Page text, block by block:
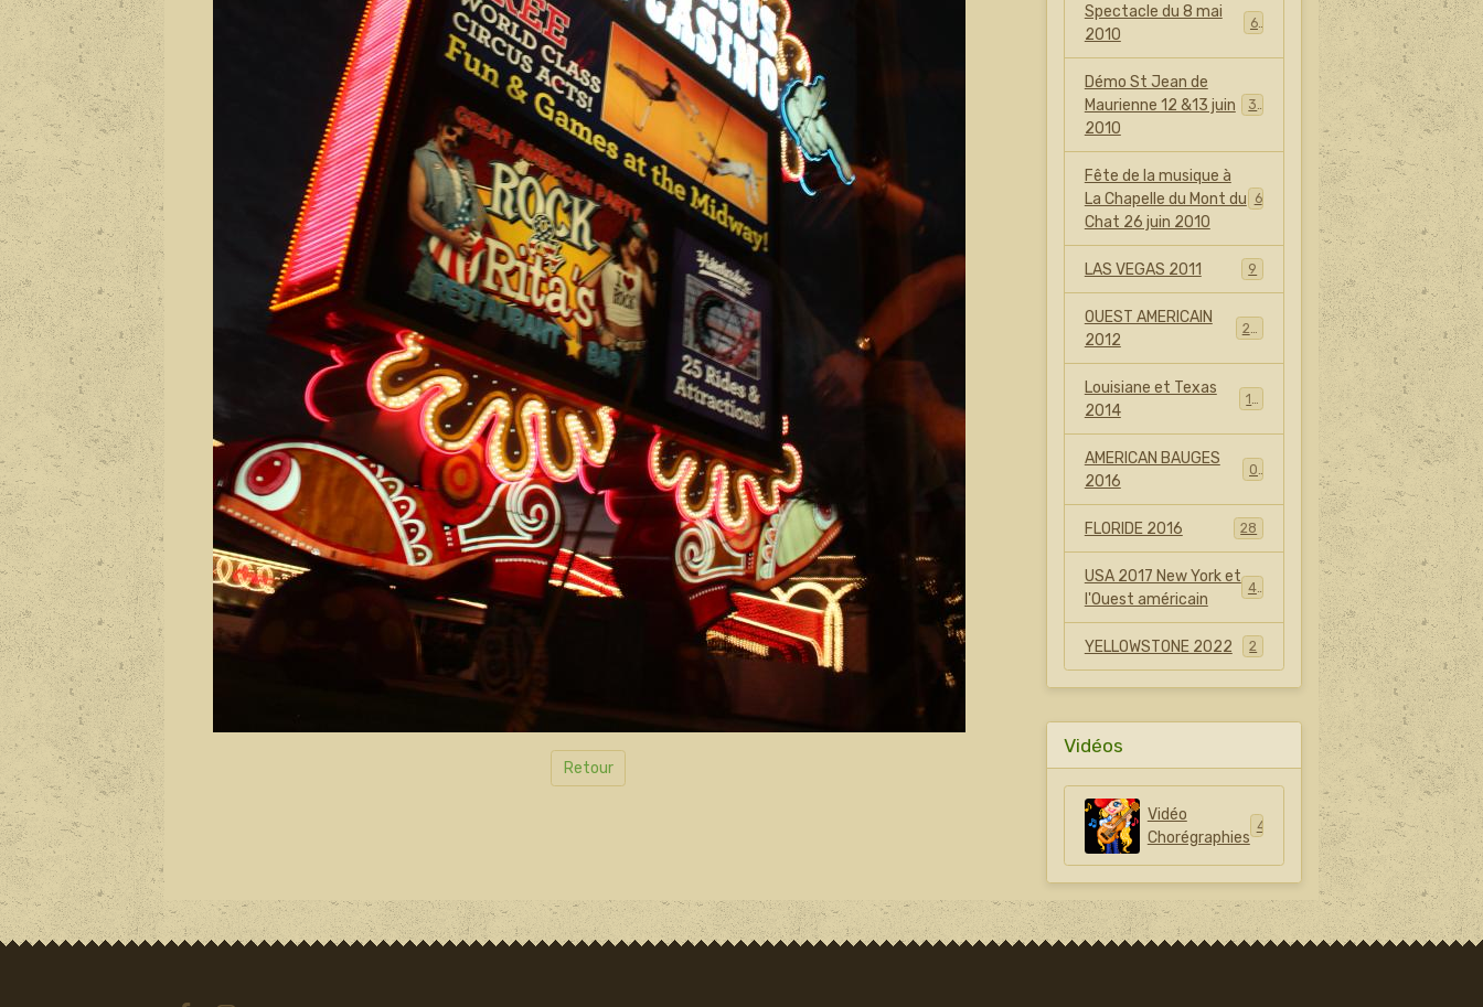
Retour
Spectacle du 8 mai
2010
6
Démo St Jean de
Maurienne 12 &13 juin
2010
30
Fête de la musique à
La Chapelle du Mont du
Chat 26 juin 2010
6
LAS VEGAS 2011 9
OUEST AMERICAIN
2012
Louisiane et Texas
2014
AMERICAN BAUGES
2016
FLORIDE 2016 28
USA 2017 New York et
l'Ouest américain
42
YELLOWSTONE 2022 2
Vidéos
Vidéo
Chorégraphies